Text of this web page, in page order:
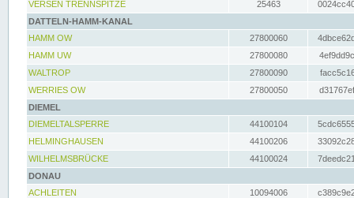
VERSEN TRENNSPITZE
25463
DATTELN-HAMM-KANAL
HAMM OW
27800060
HAMM UW
27800080
WALTROP
27800090
WERRIES OW
27800050
DIEMEL
DIEMELTALSPERRE
44100104
HELMINGHAUSEN
44100206
WILHELMSBRÜCKE
44100024
DONAU
ACHLEITEN
10094006